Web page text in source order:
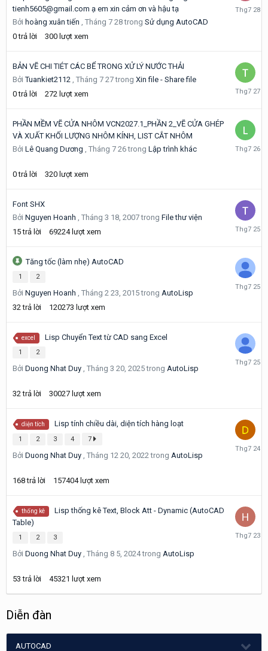
tienh5605@gmail.com ạ em xin cảm ơn và hậu tạ
Bởi hoàng xuân tiến , Tháng 7 28trong Sử dụng AutoCAD
0 trả lời 300 lượt xem
Tháng
BẢN VẼ CHI TIÉT CÁC BỂ TRONG XỬ LÝ NƯỚC THẢI
BởiTuankiet2112 , Tháng 7 27trong Xin file - Share file
0 trả lời 272 lượt xem
Tháng
PHẦN MỀM VẼ CỬA NHÔM VCN2027.1_PHẦN 2_VẼ CỬA GHÉP
VÀ XUẤT KHỐI LƯỢNG NHÔM KÍNH, LIST CẮT NHÔM
Bởi Lê Quang Dương , Tháng 7 26trong Lập trình khác
0 trả lời 320 lượt xem
Tháng
Font SHX
Bởi Nguyen Hoanh , Tháng 3 18, 2007trong File thư viện
15 trả lời 69224 lượt xem
Tháng
Tăng tốc (làm nhẹ) AutoCAD
1 2
Bởi Nguyen Hoanh , Tháng 2 23, 2015trong AutoLisp
32 trả lời 120273 lượt xem
Tháng
excel Lisp Chuyển Text từ CAD sang Excel
1 2
Bởi Duong Nhat Duy , Tháng 3 20, 2025trong AutoLisp
32 trả lời 30027 lượt xem
Tháng
diện tích Lisp tính chiều dài, diện tích hàng loạt
1 2 3 4 7
Bởi Duong Nhat Duy , Tháng 12 20, 2022trong AutoLisp
168 trả lời 157404 lượt xem
Tháng
thống kê
Lisp thống kê Text, Block Att - Dynamic (AutoCAD
Table)
1 2 3
Bởi Duong Nhat Duy , Tháng 8 5, 2024trong AutoLisp
53 trả lời 45321 lượt xem
Tháng
Diễn đàn
AUTOCAD